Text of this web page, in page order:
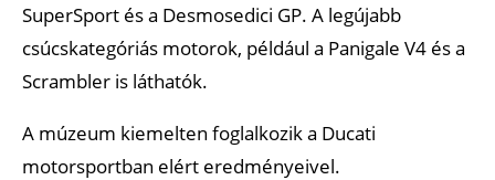
SuperSport és a Desmosedici GP. A legújabb
csúcskategóriás motorok, például a Panigale V4 és a
Scrambler is láthatók.
A múzeum kiemelten foglalkozik a Ducati
motorsportban elért eredményeivel.